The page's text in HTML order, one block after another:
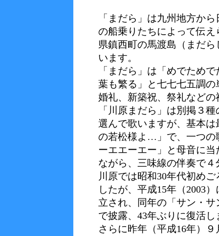
「まだら」は九州地方か
の船乗りたちによって伝
県鎮西町の馬渡島（まだ
います。
「まだら」は「めでため
葉も繁る」と七七七五調
婚礼、新築祝、祭礼などの
「川原まだら」は別掲３
選んで歌いますが、基本
の若松様よ…」で、一つ
ーエエーエー」と母音に
ながら、三味線の伴奏で
川原では昭和30年代初め
したが、平成15年（2003
立され、同年の「サン・
で披露、43年ぶりに復活し
さらに昨年（平成16年）